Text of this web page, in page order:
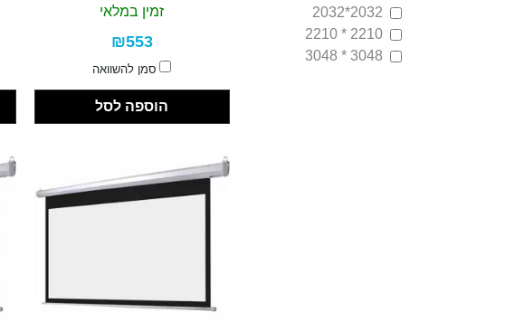
2032*2032
2210 * 2210
3048 * 3048
זמין במלאי
₪553
סמן להשוואה
הוספה לסל